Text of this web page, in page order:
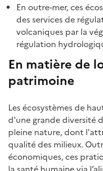
En outre-mer, ces
des services de
volcaniques par la
régulation
En matière de
patrimoine
Les écosystèmes de
d'une grande diversité
pleine nature, dont
qualité des milieux. O
économiques, ces